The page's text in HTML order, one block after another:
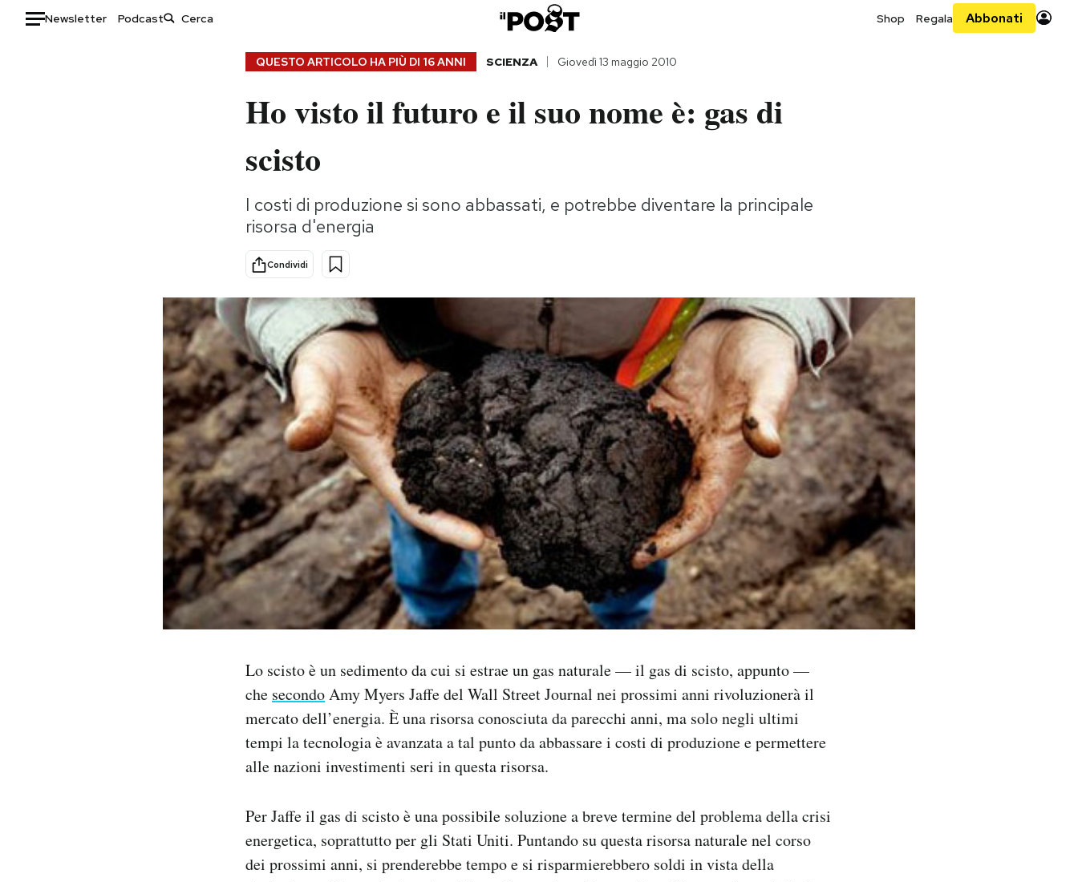
Newsletter Podcast Shop Regala Abbonati
Storie/Idee
Ok Boomer!
Altrecose
Mondiali calcio 2026
QUESTO ARTICOLO HA PIÙ DI 16 ANNI SCIENZA Giovedì 13 maggio 2010
Ho visto il futuro e il suo nome è: gas di
scisto
I costi di produzione si sono abbassati, e potrebbe diventare la principale
risorsa d'energia
Condividi
Lo scisto è un sedimento da cui si estrae un gas naturale — il gas di scisto, appunto —
che secondoAmy Myers Jaffe del Wall Street Journal nei prossimi anni rivoluzionerà il
mercato dell’energia. È una risorsa conosciuta da parecchi anni, ma solo negli ultimi
tempi la tecnologia è avanzata a tal punto da abbassare i costi di produzione e permettere
alle nazioni investimenti seri in questa risorsa.
Per Jaffe il gas di scisto è una possibile soluzione a breve termine del problema della crisi
energetica, soprattutto per gli Stati Uniti. Puntando su questa risorsa naturale nel corso
dei prossimi anni, si prenderebbe tempo e si risparmierebbero soldi in vista della